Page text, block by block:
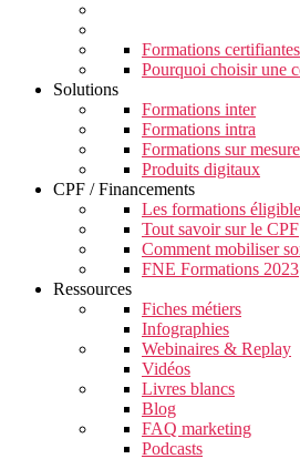
Formations
Pourquoi choisir une
Solutions
Formations inter
Formations intra
Formations sur mesure
Produits digitaux
CPF / Financements
Les formations
Tout savoir sur le CPF
Comment mobiliser
FNE Formations 2023
Ressources
Fiches métiers
Infographies
Webinaires & Replay
Vidéos
Livres blancs
Blog
FAQ marketing
Podcasts